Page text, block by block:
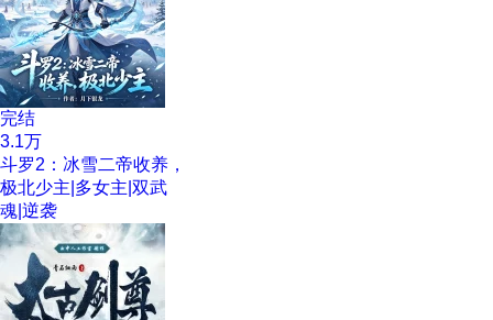
完结
3.1万
斗罗2：冰雪二帝收养，
极北少主|多女主|双武
魂|逆袭